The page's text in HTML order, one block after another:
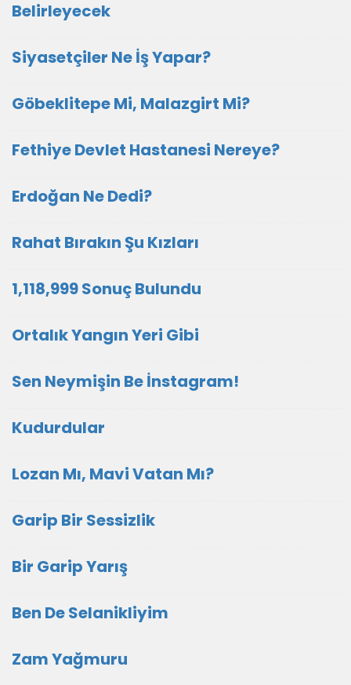
Belirleyecek
Siyasetçiler Ne İş Yapar?
Göbeklitepe Mi, Malazgirt Mi?
Fethiye Devlet Hastanesi Nereye?
Erdoğan Ne Dedi?
Rahat Bırakın Şu Kızları
1,118,999 Sonuç Bulundu
Ortalık Yangın Yeri Gibi
Sen Neymişin Be İnstagram!
Kudurdular
Lozan Mı, Mavi Vatan Mı?
Garip Bir Sessizlik
Bir Garip Yarış
Ben De Selanikliyim
Zam Yağmuru